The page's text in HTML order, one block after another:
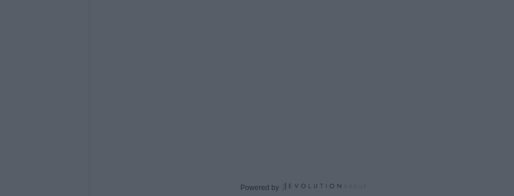
Powered by